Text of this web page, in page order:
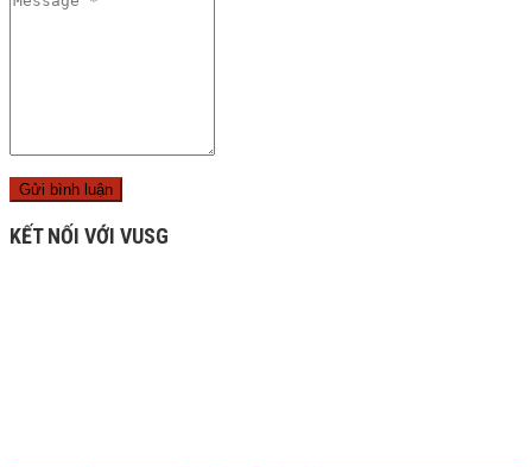
KẾT NỐI VỚI VUSG